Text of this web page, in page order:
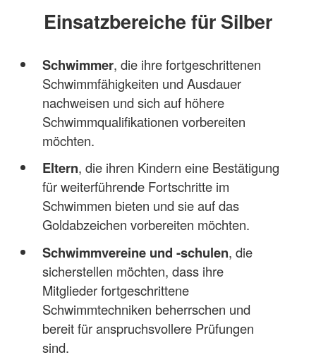
Einsatzbereiche für Silber
Schwimmer, die ihre fortgeschrittenen
Schwimmfähigkeiten und Ausdauer
nachweisen und sich auf höhere
Schwimmqualifikationen vorbereiten
möchten.
Eltern, die ihren Kindern eine Bestätigung
für weiterführende Fortschritte im
Schwimmen bieten und sie auf das
Goldabzeichen vorbereiten möchten.
Schwimmvereine und -schulen, die
sicherstellen möchten, dass ihre
Mitglieder fortgeschrittene
Schwimmtechniken beherrschen und
bereit für anspruchsvollere Prüfungen
sind.